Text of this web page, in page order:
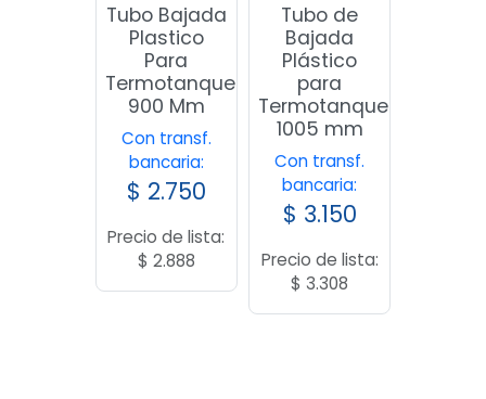
Tubo Bajada
Plastico
Para
Termotanque
900 Mm
Con transf.
bancaria:
$ 2.750
Precio de lista:
$ 2.888
Tubo de
Bajada
Plástico
para
Termotanque
1005 mm
Con transf.
bancaria:
$ 3.150
Precio de lista:
$ 3.308